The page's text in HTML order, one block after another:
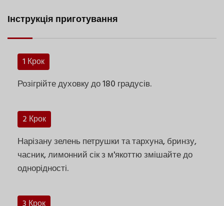
Інструкція приготування
1 Крок
Розігрійте духовку до 180 градусів.
2 Крок
Нарізану зелень петрушки та тархуна, бринзу,
часник, лимонний сік з м'якоттю змішайте до
однорідності.